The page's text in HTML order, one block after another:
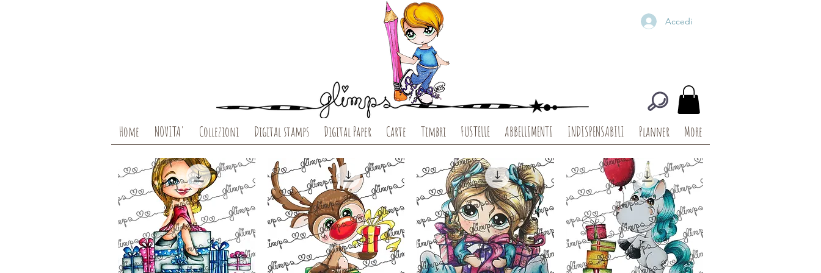
Accedi
Home NOVITA' Collezioni Digital stamps Digital Paper Carte Timbri FUSTELLE ABBELLIMENTI INDISPENSABILI Planner More